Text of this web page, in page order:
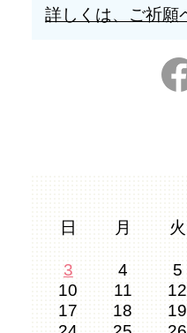
詳しくは、ご祈願
日 月 火
3
4 5
10
11 12
17
18 19